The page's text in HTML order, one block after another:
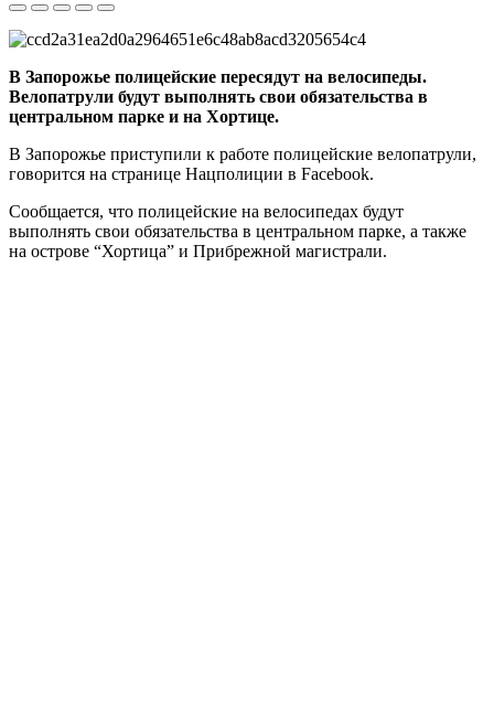
В Запорожье полицейские пересядут на велосипеды.
Велопатрули будут выполнять свои обязательства в
центральном парке и на Хортице.
В Запорожье приступили к работе полицейские велопатрули,
говорится на странице Нацполиции в Facebook.
Сообщается, что полицейские на велосипедах будут
выполнять свои обязательства в центральном парке, а также
на острове “Хортица” и Прибрежной магистрали.